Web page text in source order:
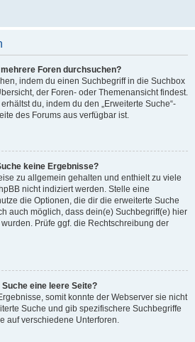
Foren durchsuchen?
indem du einen Suchbegriff in die Suchbox
der Foren- oder Themenansicht findest.
du, indem du den „Erweiterte Suche“-
des Forums aus verfügbar ist.
keine Ergebnisse?
zu allgemein gehalten und enthielt zu viele
nicht indiziert werden. Stelle eine
die Optionen, die dir die erweiterte Suche
auch möglich, dass dein(e) Suchbegriff(e) hier
Prüfe ggf. die Rechtschreibung der
eine leere Seite?
somit konnte der Webserver sie nicht
Suche und gib spezifischere Suchbegriffe
auf verschiedene Unterforen.